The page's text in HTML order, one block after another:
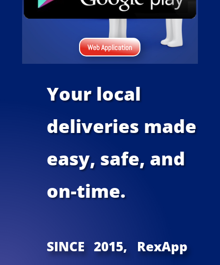
Web Application
Your local
deliveries made
easy, safe, and
on-time.
SINCE 2015, RexApp